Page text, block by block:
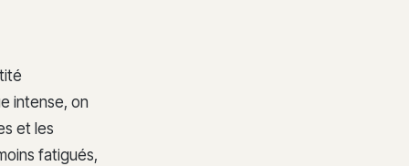
intense, on
et les
fatigués,